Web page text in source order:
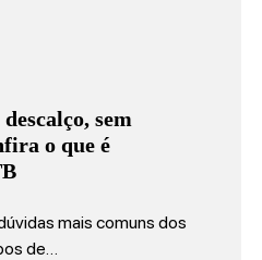
sem
o que é
mais comuns dos
de…